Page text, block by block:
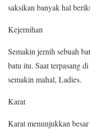
saksikan banyak hal
Kejernihan
Semakin jernih sebuah
batu itu. Saat terpasang
semakin mahal, Ladies.
Karat
Karat menunjukkan